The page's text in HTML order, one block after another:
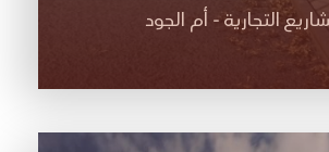
التجارية - أم الجود